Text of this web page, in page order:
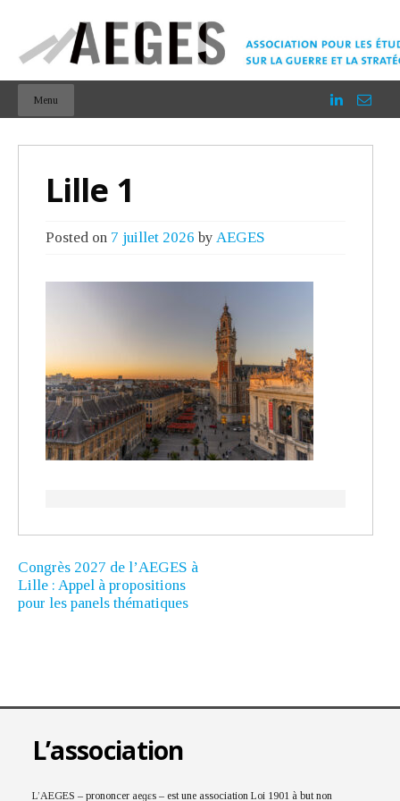
Menu
Lille 1
Posted on 7 juillet 2026 by AEGES
Congrès 2027 de l’AEGES à
Lille : Appel à propositions
pour les panels thématiques
L’association
L’AEGES – prononcer aeɡɛs – est une association Loi 1901 à but non